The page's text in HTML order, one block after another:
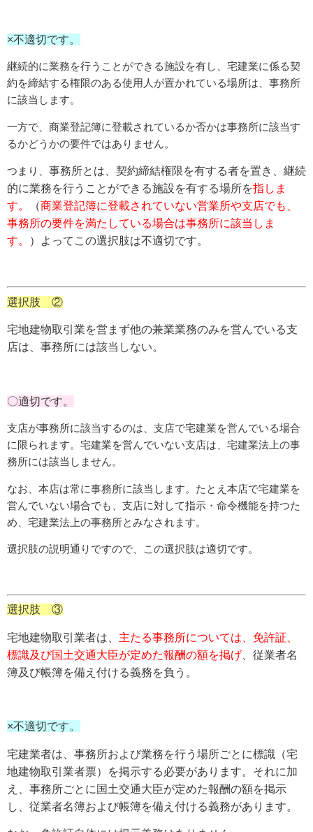
×不適切です。
継続的に業務を行うことができる施設を有し、宅建業に係る契
約を締結する権限のある使用人が置かれている場所は、事務所
に該当します。
一方で、商業登記簿に登載されているか否かは事務所に該当す
るかどうかの要件ではありません。
つまり、 事務所とは、契約締結権限を有する者を置き、継続
的に業務を行うことができる施設を有する場所を指しま
す。
（商業登記簿に登載されていない営業所や支店でも、
事務所の要件を満たしている場合は事務所に該当しま
す。
）よってこの選択肢は不適切です。
選択肢 ②
宅地建物取引業を営まず他の兼業業務のみを営んでいる支
店は、事務所には該当しない。
〇適切です。
支店が事務所に該当するのは、支店で宅建業を営んでいる場合
に限られます。宅建業を営んでいない支店は、宅建業法上の事
務所には該当しません。
なお、本店は常に事務所に該当します。たとえ本店で宅建業を
営んでいない場合でも、支店に対して指示・命令機能を持つた
め、宅建業法上の事務所とみなされます。
選択肢の説明通りですので、この選択肢は適切です。
選択肢 ③
宅地建物取引業者は、 主たる事務所については、免許証、
標識及び国土交通大臣が定めた報酬の額を掲げ 、従業者名
簿及び帳簿を備え付ける義務を負う。
×不適切です。
宅建業者は、事務所および業務を行う場所ごとに標識（宅
地建物取引業者票）を掲示する必要があります。それに加
え、事務所ごとに国土交通大臣が定めた報酬の額を掲示
し、従業者名簿および帳簿を備え付ける義務があります。